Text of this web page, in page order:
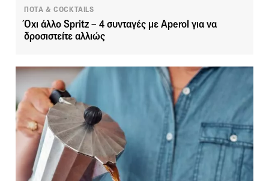
ΠΟΤΑ & COCKTAILS
Όχι άλλο Spritz – 4 συνταγές με Aperol για να
δροσιστείτε αλλιώς